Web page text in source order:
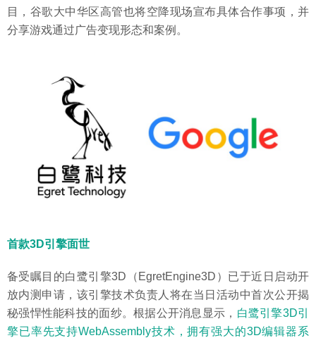
目，谷歌大中华区高管也将空降现场宣布具体合作事项，并
分享游戏通过广告变现形态和案例。
首款3D引擎面世
备受瞩目的白鹭引擎3D（EgretEngine3D）已于近日启动开
放内测申请，该引擎技术负责人将在当日活动中首次公开揭
秘强悍性能科技的面纱。根据公开消息显示， 白鹭引擎3D引
擎已率先支持WebAssembly技术，拥有强大的3D编辑器系